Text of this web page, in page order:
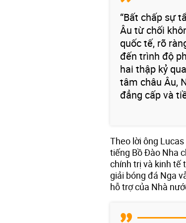
“Bất chấp sự
Âu từ chối
quốc tế, rõ
đến trình độ
hai thập kỷ
tâm châu Âu,
đẳng cấp và
Theo lời ông
tiếng Bồ Đào Nha
chính trị và kinh tế
giải bóng đá Nga
hỗ trợ của Nhà